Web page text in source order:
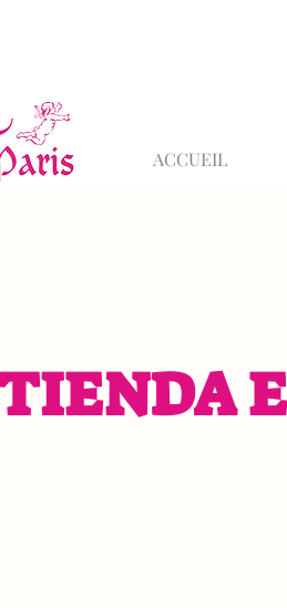
ACCUEIL